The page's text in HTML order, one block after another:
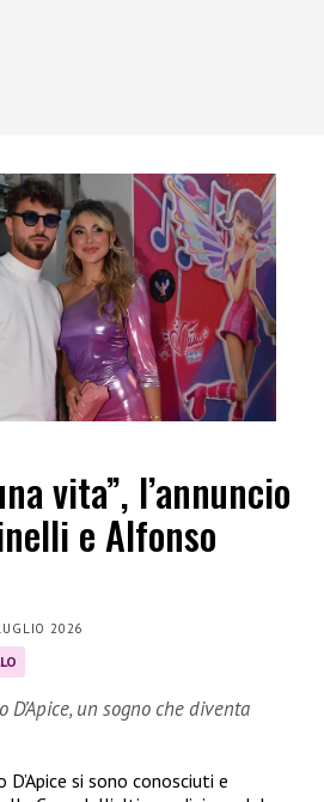
vita”, l’annuncio
e Alfonso
2026
un sogno che diventa
si sono conosciuti e